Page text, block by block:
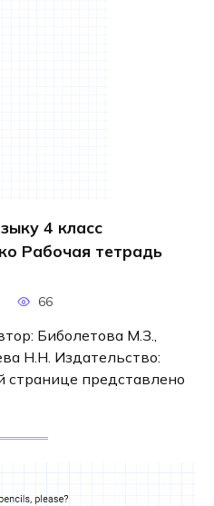
4 класс
Рабочая тетрадь
66
Биболетова М.З.,
Н.Н. Издательство:
странице представлено